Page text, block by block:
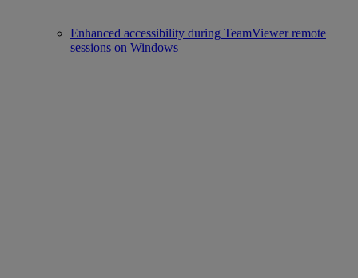
Enhanced accessibility during TeamViewer remote
sessions on Windows